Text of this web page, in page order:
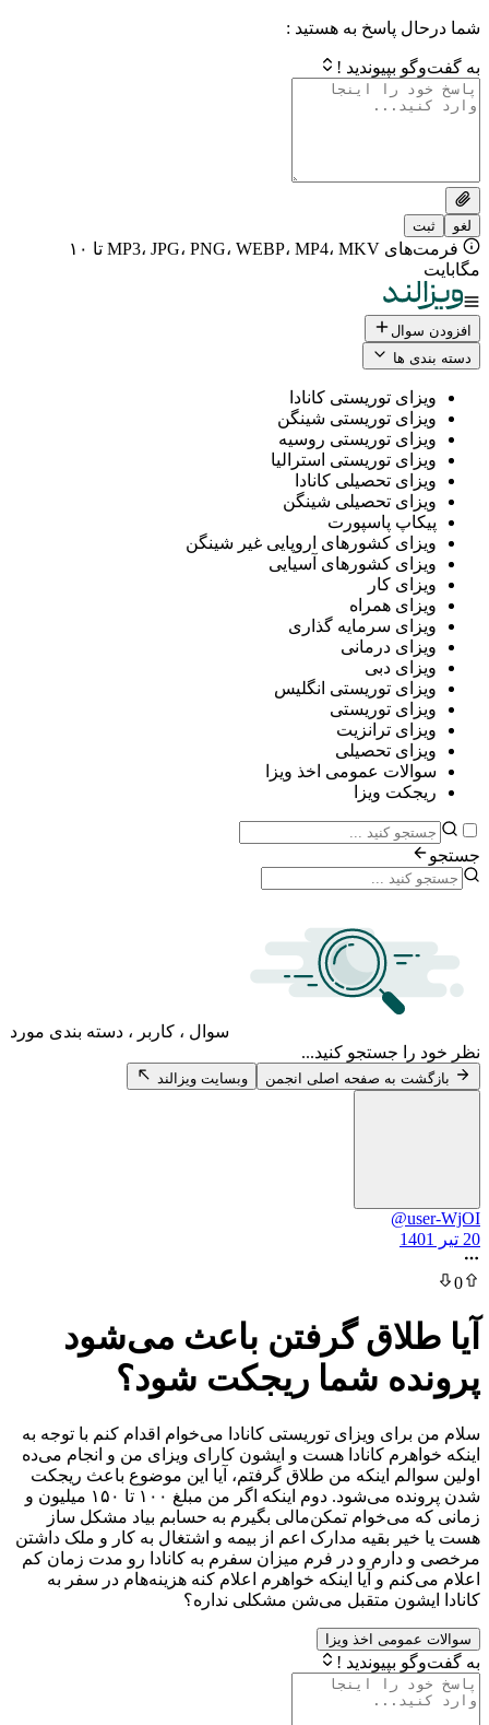
پاسخ به هستید :
!
فرمت‌های MP3، JPG، PNG، WEBP، MP4، MKV تا ۱۰
ها
توریستی کانادا
توریستی شینگن
توریستی روسیه
توریستی استرالیا
تحصیلی کانادا
تحصیلی شینگن
پاسپورت
کشورهای اروپایی غیر شینگن
کشورهای آسیایی
کار
همراه
سرمایه گذاری
درمانی
دبی
توریستی انگلیس
توریستی
ترانزیت
تحصیلی
عمومی اخذ ویزا
ویزا
سوال ، کاربر ، دسته بندی مورد
جستجو کنید...
به صفحه اصلی انجمن وبسایت ویزالند
گرفتن باعث می‌شود
شما ریجکت شود؟
ویزای توریستی کانادا می‌خوام اقدام کنم با توجه به
کانادا هست و‌ ایشون کارای ویزای من و انجام می‌ده
اینکه من طلاق گرفتم، آیا این‌ موضوع باعث ریجکت
شدن پرونده می‌شود. دوم اینکه اگر‌ من مبلغ ۱۰۰ تا ۱۵۰ میلیون و
تمکن‌مالی بگیرم به حسابم بیاد مشکل ساز
بقیه مدارک اعم از بیمه و اشتغال به کار و ملک داشتن
و در فرم میزان سفرم به کانادا رو مدت زمان کم
و آیا اینکه خواهرم اعلام کنه هزینه‌هام در سفر به
متقبل می‌شن مشکلی نداره؟
اخذ ویزا
!